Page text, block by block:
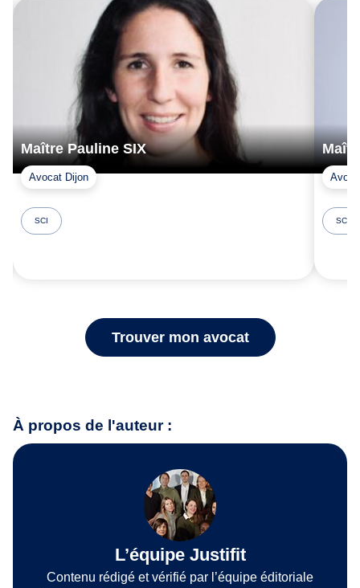
Maître Pauline SIX
Avocat Dijon
SCI SCI
Trouver mon avocat
À propos de l'auteur :
L’équipe Justifit
Contenu rédigé et vérifié par l’équipe éditoriale